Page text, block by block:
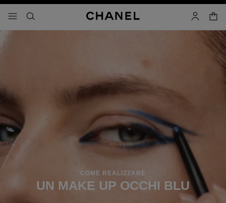
menu - navigazione principale
- navigazione principale
cercare account
COME REALIZZARE
UN MAKE UP OCCHI BLU